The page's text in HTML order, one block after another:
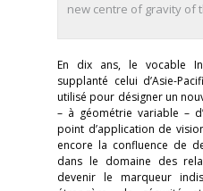
new centre of gravity of
En dix ans, le vocable
supplanté celui d’Asie-
utilisé pour désigner un
– à géométrie variable –
point d’application de
encore la confluence de
dans le domaine des
devenir le marqueur